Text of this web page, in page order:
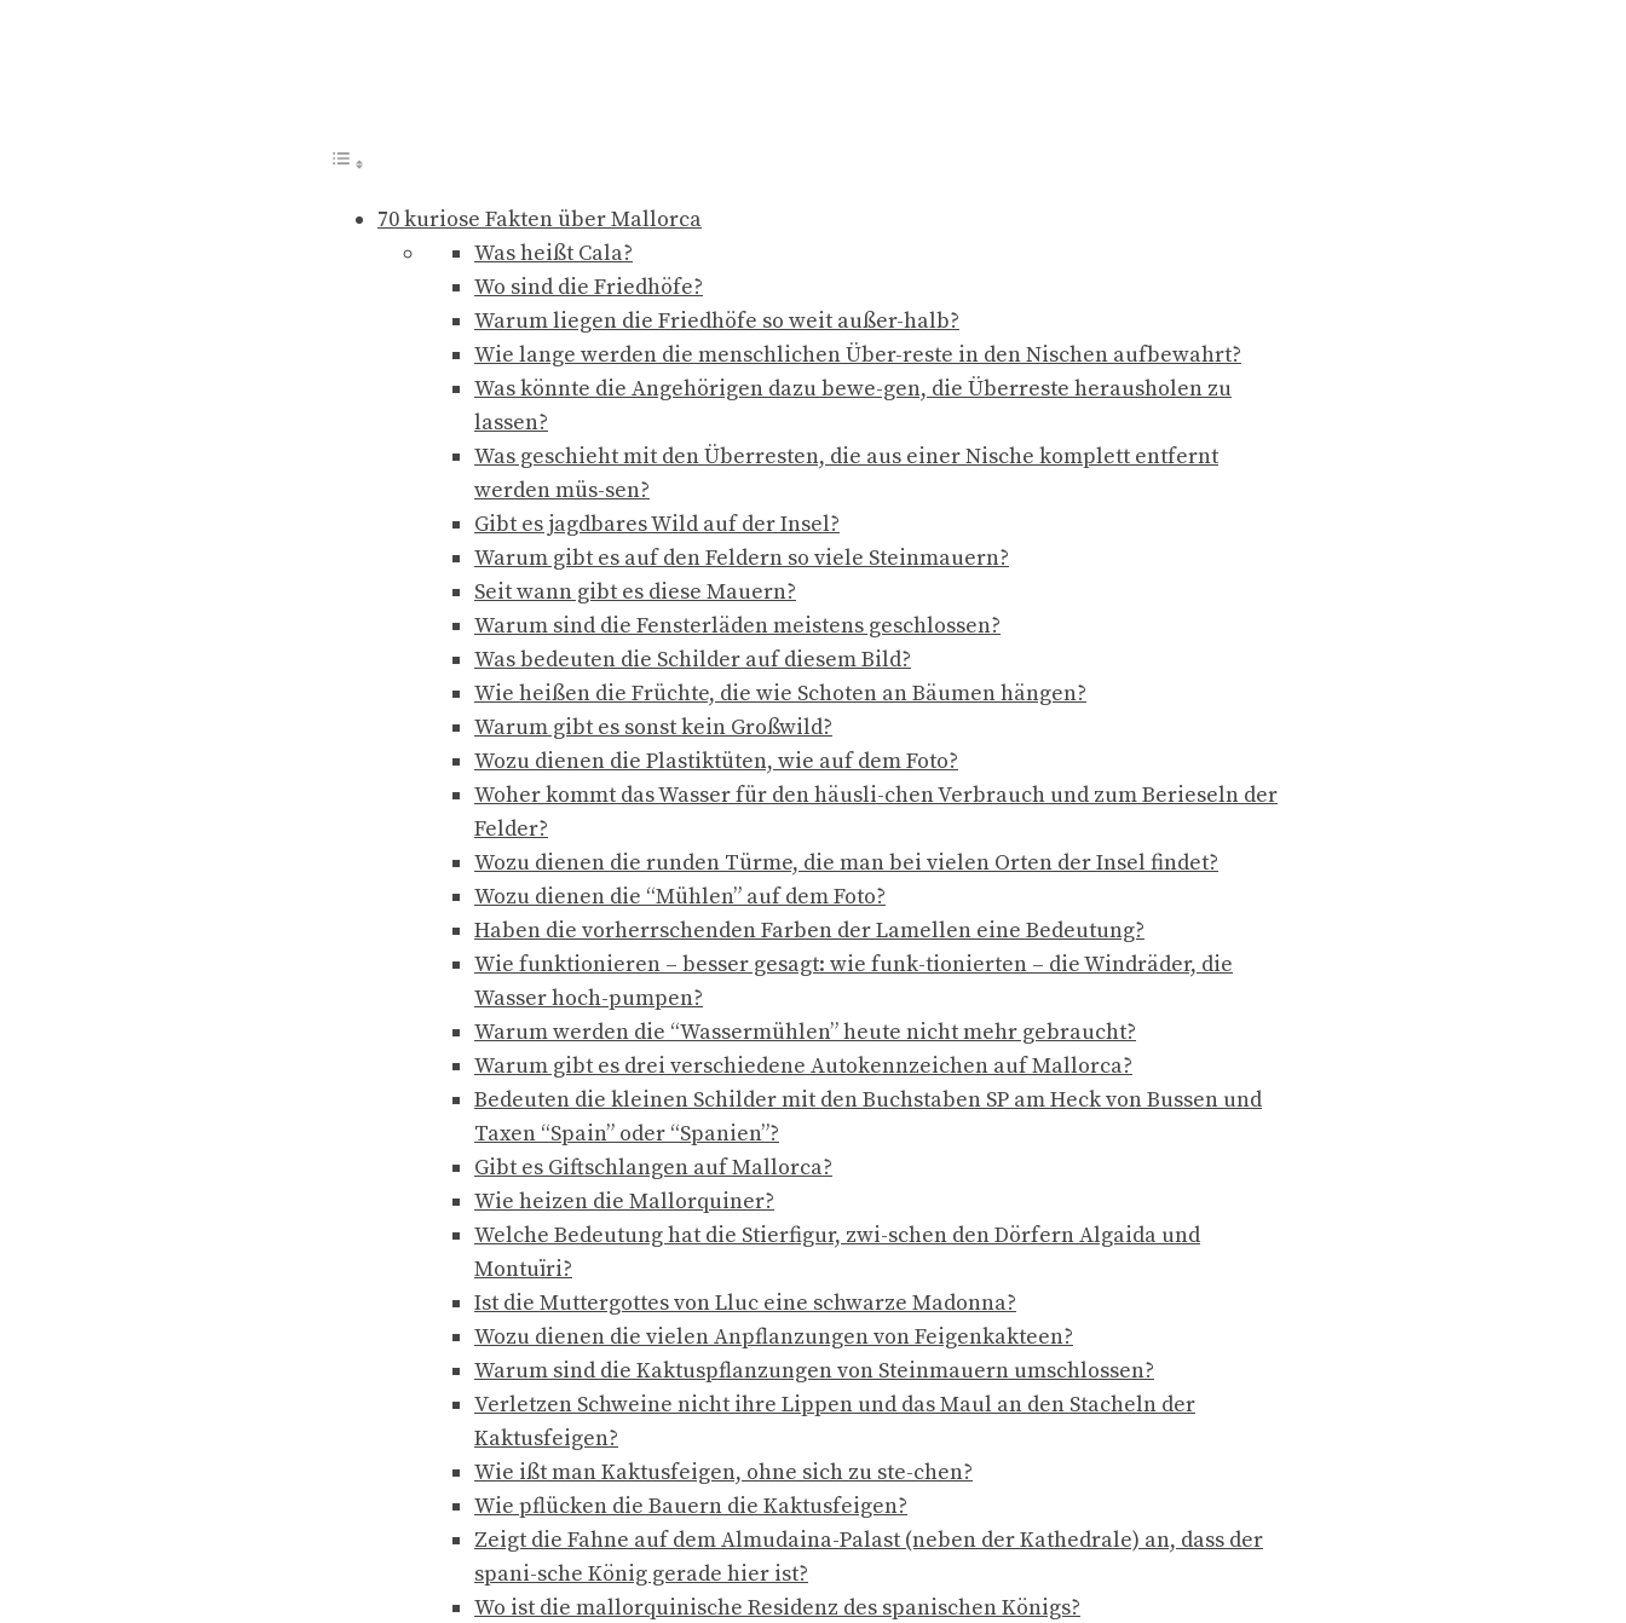
70 kuriose Fakten über Mallorca
Was heißt Cala?
Wo sind die Friedhöfe?
Warum liegen die Friedhöfe so weit außer-halb?
Wie lange werden die menschlichen Über-reste in den Nischen aufbewahrt?
Was könnte die Angehörigen dazu bewe-gen, die Überreste herausholen zu
lassen?
Was geschieht mit den Überresten, die aus einer Nische komplett entfernt
werden müs-sen?
Gibt es jagdbares Wild auf der Insel?
Warum gibt es auf den Feldern so viele Steinmauern?
Seit wann gibt es diese Mauern?
Warum sind die Fensterläden meistens geschlossen?
Was bedeuten die Schilder auf diesem Bild?
Wie heißen die Früchte, die wie Schoten an Bäumen hängen?
Warum gibt es sonst kein Großwild?
Wozu dienen die Plastiktüten, wie auf dem Foto?
Woher kommt das Wasser für den häusli-chen Verbrauch und zum Berieseln der
Felder?
Wozu dienen die runden Türme, die man bei vielen Orten der Insel findet?
Wozu dienen die “Mühlen” auf dem Foto?
Haben die vorherrschenden Farben der Lamellen eine Bedeutung?
Wie funktionieren – besser gesagt: wie funk-tionierten – die Windräder, die
Wasser hoch-pumpen?
Warum werden die “Wassermühlen” heute nicht mehr gebraucht?
Warum gibt es drei verschiedene Autokennzeichen auf Mallorca?
Bedeuten die kleinen Schilder mit den Buchstaben SP am Heck von Bussen und
Taxen “Spain” oder “Spanien”?
Gibt es Giftschlangen auf Mallorca?
Wie heizen die Mallorquiner?
Welche Bedeutung hat die Stierfigur, zwi-schen den Dörfern Algaida und
Montuïri?
Ist die Muttergottes von Lluc eine schwarze Madonna?
Wozu dienen die vielen Anpflanzungen von Feigenkakteen?
Warum sind die Kaktuspflanzungen von Steinmauern umschlossen?
Verletzen Schweine nicht ihre Lippen und das Maul an den Stacheln der
Kaktusfeigen?
Wie ißt man Kaktusfeigen, ohne sich zu ste-chen?
Wie pflücken die Bauern die Kaktusfeigen?
Zeigt die Fahne auf dem Almudaina-Palast (neben der Kathedrale) an, dass der
spani-sche König gerade hier ist?
Wo ist die mallorquinische Residenz des spanischen Königs?